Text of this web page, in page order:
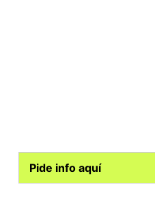
Pide info aquí